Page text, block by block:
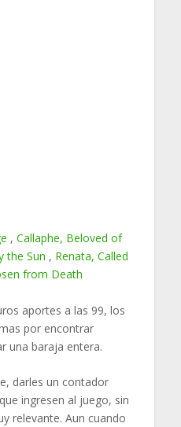
,Callaphe, Beloved of
the Sun , Renata, Called
from Death
aportes a las 99, los
por encontrar
una baraja entera.
darles un contador
ingresen al juego, sin
relevante. Aun cuando